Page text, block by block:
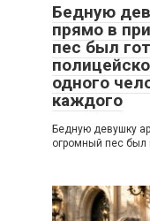
Бедную
прямо в
пес был
одного
каждого
Бедную девушку
огромный пес был